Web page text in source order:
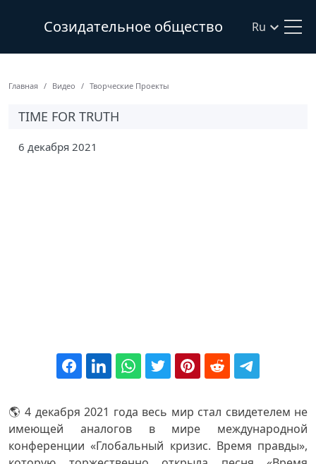
Созидательное общество Ru
Главная Видео Творческие Проекты
TIME FOR TRUTH
6 декабря 2021
🌎 4 декабря 2021 года весь мир стал свидетелем не
имеющей аналогов в мире международной
конференции «Глобальный кризис. Время правды»,